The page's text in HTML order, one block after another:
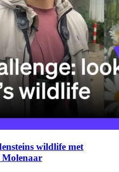
wildlife met